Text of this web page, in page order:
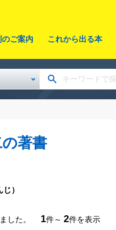
のご案内 これから出る本
著書
じ）
ました。 1件～ 2件を表示